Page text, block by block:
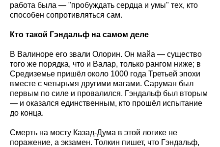
работа была — "пробуждать сердца и умы" тех, кто
способен сопротивляться сам.
Кто такой Гэндальф на самом деле
В Валиноре его звали Олорин. Он майа — существо
того же порядка, что и Валар, только рангом ниже; в
Средиземье пришёл около 1000 года Третьей эпохи
вместе с четырьмя другими магами. Саруман был
первым по силе и провалился. Гэндальф был вторым
— и оказался единственным, кто прошёл испытание
до конца.
Смерть на мосту Казад-Дума в этой логике не
поражение, а экзамен. Толкин пишет, что Гэндальф,